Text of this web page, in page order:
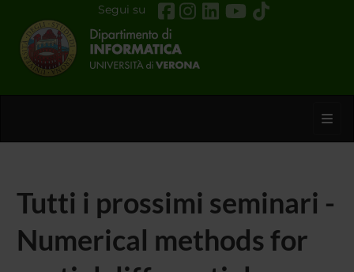
Segui su
Tutti i prossimi seminari -
Numerical methods for